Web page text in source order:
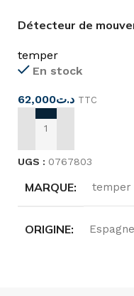
Détecteur de
temper
En stock
د.ت62,000 TTC
AJOUTER AU PANIER
UGS : 0767803
MARQUE temper
ORIGINE Espagne